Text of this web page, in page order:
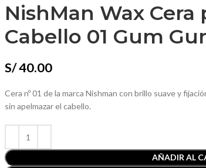
NishMan Wax Cera
Cabello 01 Gum
S/40.00
Cera nº 01 de la marca Nishman con brillo suave y
sin apelmazar el cabello.
AÑADIR AL